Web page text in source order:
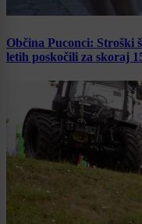
Občina Puconci: Stroški
letih poskočili za skoraj